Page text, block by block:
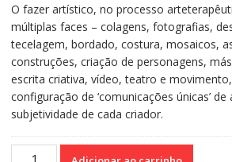
O fazer artístico, no processo
múltiplas faces – colagens, fotografias,
tecelagem, bordado, costura, mosaicos,
construções, criação de personagens,
escrita criativa, vídeo, teatro e
configuração de ‘comunicações únicas’
subjetividade de cada criador.
Linguagens